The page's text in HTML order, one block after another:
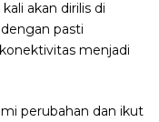
akan dirilis di
pasti
menjadi
perubahan dan ikut